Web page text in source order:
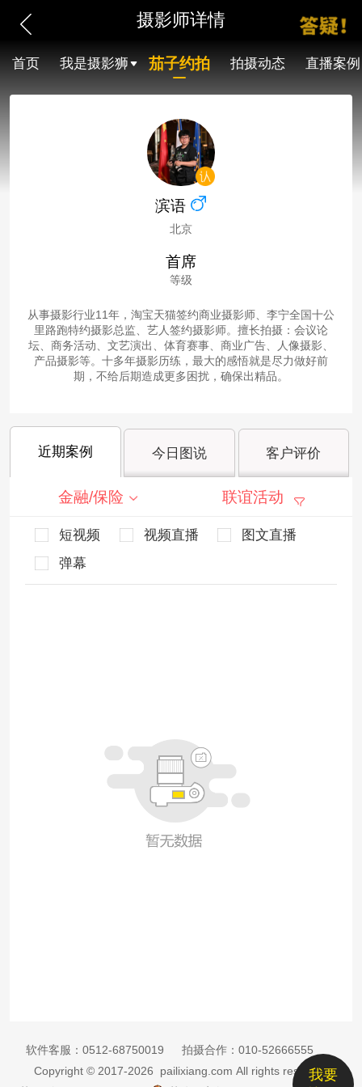
摄影师详情
首页 我是摄影狮 茄子约拍 拍摄动态 直播案例
滨语
北京
首席
等级
从事摄影行业11年，淘宝天猫签约商业摄影师、李宁全国十公
里路跑特约摄影总监、艺人签约摄影师。擅长拍摄：会议论
坛、商务活动、文艺演出、体育赛事、商业广告、人像摄影、
产品摄影等。十多年摄影历练，最大的感悟就是尽力做好前
期，不给后期造成更多困扰，确保出精品。
近期案例 今日图说 客户评价
金融/保险 联谊活动
短视频 视频直播
图文直播
弹幕
我要
软件客服： 0512-68750019 拍摄合作： 010-52666555
Copyright © 2017-2026 pailixiang.com All rights reserved